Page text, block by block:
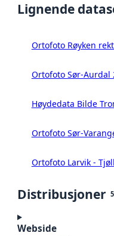
Lignende
Ortofoto Røyken
Ortofoto Sør-Aurdal
Høydedata Bilde
Ortofoto Sør-
Ortofoto Larvik -
Distribusjoner 5
Webside